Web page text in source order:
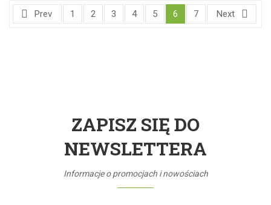
Prev 1 2 3 4 5 6 7 Next
ZAPISZ SIĘ DO
NEWSLETTERA
Informacje o promocjach i nowościach